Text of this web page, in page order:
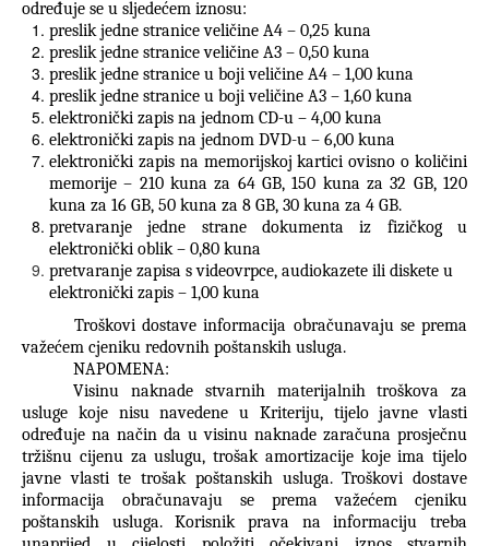
određuje se u sljedećem iznosu:
preslik jedne stranice veličine A4 – 0,25 kuna
preslik jedne stranice veličine A3 – 0,50 kuna
preslik jedne stranice u boji veličine A4 – 1,00 kuna
preslik jedne stranice u boji veličine A3 – 1,60 kuna
elektronički zapis na jednom CD-u – 4,00 kuna
elektronički zapis na jednom DVD-u – 6,00 kuna
elektronički zapis na memorijskoj kartici ovisno o količini
memorije – 210 kuna za 64 GB, 150 kuna za 32 GB, 120
kuna za 16 GB, 50 kuna za 8 GB, 30 kuna za 4 GB.
pretvaranje jedne strane dokumenta iz fizičkog u
elektronički oblik – 0,80 kuna
pretvaranje zapisa s videovrpce, audiokazete ili diskete u
elektronički zapis – 1,00 kuna
Troškovi dostave informacija obračunavaju se prema
važećem cjeniku redovnih poštanskih usluga.
NAPOMENA:
Visinu naknade stvarnih materijalnih troškova za
usluge koje nisu navedene u Kriteriju, tijelo javne vlasti
određuje na način da u visinu naknade zaračuna prosječnu
tržišnu cijenu za uslugu, trošak amortizacije koje ima tijelo
javne vlasti te trošak poštanskih usluga. Troškovi dostave
informacija obračunavaju se prema važećem cjeniku
poštanskih usluga. Korisnik prava na informaciju treba